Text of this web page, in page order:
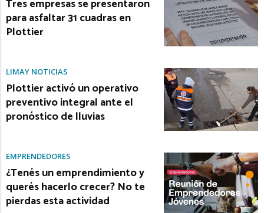
Tres empresas se presentaron
para asfaltar 31 cuadras en
Plottier
LIMAY NOTICIAS
Plottier activó un operativo
preventivo integral ante el
pronóstico de lluvias
EMPRENDEDORES
¿Tenés un emprendimiento y
querés hacerlo crecer? No te
pierdas esta actividad